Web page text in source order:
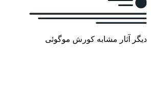
دیگر آثار مشابه کورش موگوئی